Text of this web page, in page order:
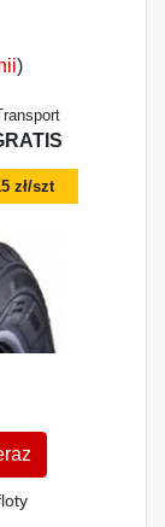
)
zł/szt